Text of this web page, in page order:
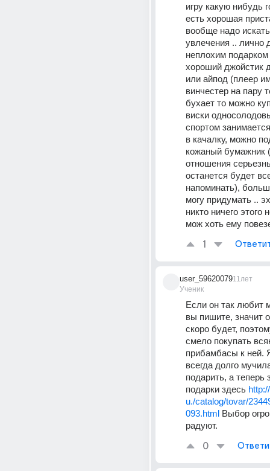
игру какую нибудь
есть хорошая
вообще надо
увлечения .. лично
неплохим
хороший джойстик
или айпод (плеер
винчестер на пару
бухает то можно
виски
спортом
в качалку, можно
кожаный бумажник
отношения
останется будет
напоминать),
могу придумать ..
никто ничего этого
мож хоть ему
1
user_59620079
Ученик
11лет
Если он так любит
вы пишите, значит
скоро будет,
смело покупать
прибамбасы к ней.
всегда долго
подарить, а теперь
подарки здесь
u./catalog/tovar/
093.html Выбор
радуют.
0